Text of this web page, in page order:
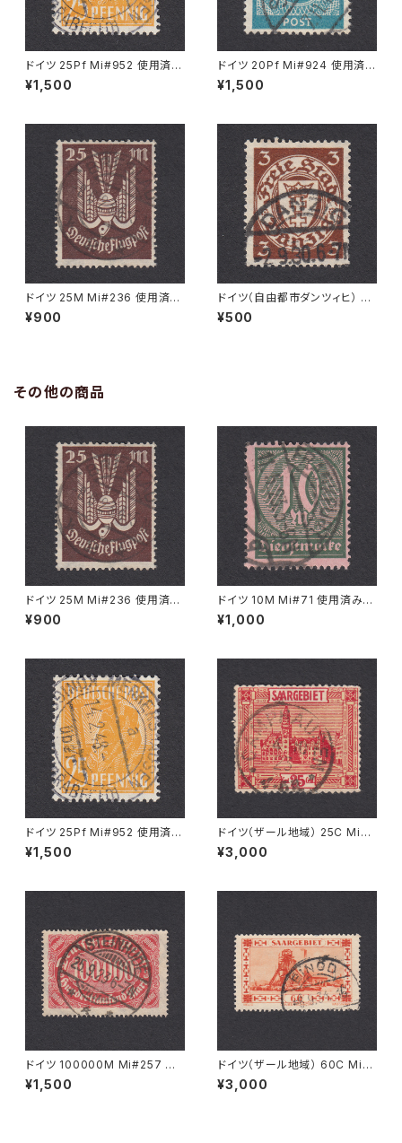
ドイツ 25Pf Mi#952 使用済み
切手｜MERKERSHAUSEN 14.
2.1948
¥1,500
ドイツ 20Pf Mi#924 使用済み
切手｜SIGLINGEN 7.11.1947
¥1,500
ドイツ 25M Mi#236 使用済み
切手｜BRESLAU 8.6.1923
¥900
ドイツ（自由都市ダンツィヒ） 3P
f Mi#216 使用済み切手｜DA
NZIG 2.9.1930
¥500
その他の商品
ドイツ 25M Mi#236 使用済み
切手｜BRESLAU 8.6.1923
¥900
ドイツ 10M Mi#71 使用済み切
手｜FRANKFURT 11.5.1923
¥1,000
ドイツ 25Pf Mi#952 使用済み
切手｜MERKERSHAUSEN 14.
2.1948
¥1,500
ドイツ（ザール地域） 25C Mi#8
9 使用済み切手｜CAMPHAU
SEN 4.10.1923
¥3,000
ドイツ 100000M Mi#257 使
用済み切手｜STEINHUDE 25.
9.1923
¥1,500
ドイツ（ザール地域） 60C Mi#1
43 使用済み切手｜EINÖD 8.
9.1934
¥3,000